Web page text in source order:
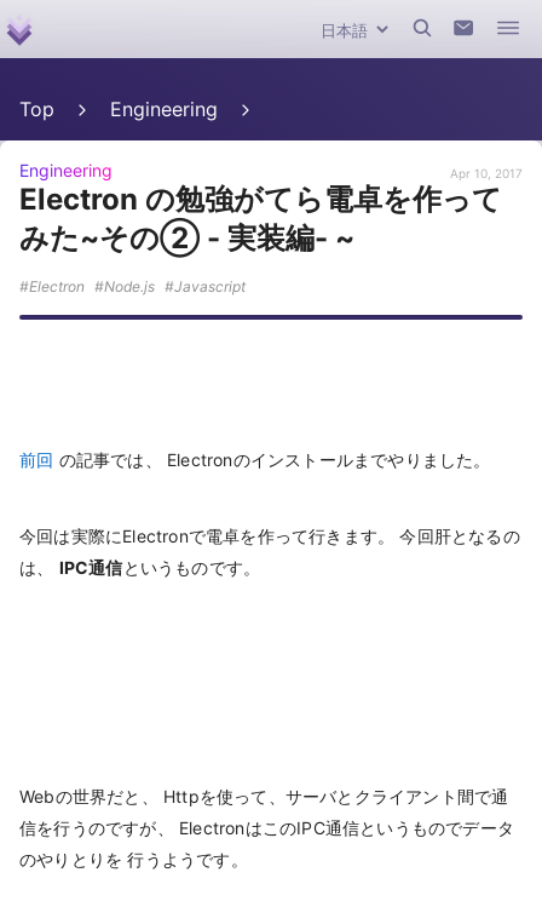
Top Engineering
Engineering Apr 10, 2017
Electron の勉強がてら電卓を作って
みた~その② - 実装編- ~
Electron Node.js Javascript
前回 の記事では、 Electronのインストールまでやりました。
今回は実際にElectronで電卓を作って行きます。 今回肝となるの
は、 IPC通信というものです。
Webの世界だと、 Httpを使って、サーバとクライアント間で通
信を行うのですが、 ElectronはこのIPC通信というものでデータ
のやりとりを 行うようです。